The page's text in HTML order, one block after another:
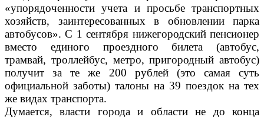
«упорядоченности учета и просьбе транспортных
хозяйств, заинтересованных в обновлении парка
автобусов». С 1 сентября нижегородский пенсионер
вместо единого проездного билета (автобус,
трамвай, троллейбус, метро, пригородный автобус)
получит за те же 200 рублей (это самая суть
официальной заботы) талоны на 39 поездок на тех
же видах транспорта.
Думается, власти города и области не до конца